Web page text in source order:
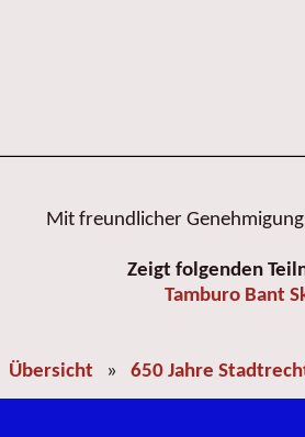
Mit freundlicher
Zeigt folgenden
Tamburo Bant
Übersicht » 650 Jahre